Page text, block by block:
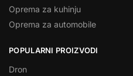
Oprema za kuhinju
Oprema za automobile
POPULARNI PROIZVODI
Dron